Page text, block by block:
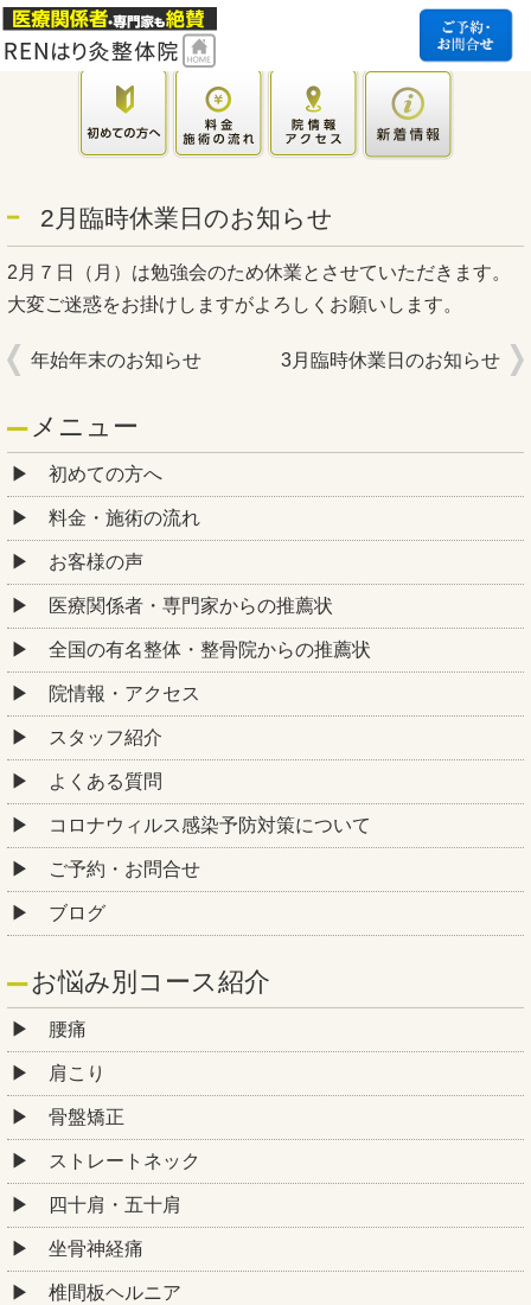
2月臨時休業日のお知らせ
2月７日（月）は勉強会のため休業とさせていただきます。
大変ご迷惑をお掛けしますがよろしくお願いします。
年始年末のお知らせ 3月臨時休業日のお知らせ
メニュー
初めての方へ
料金・施術の流れ
お客様の声
医療関係者・専門家からの推薦状
全国の有名整体・整骨院からの推薦状
院情報・アクセス
スタッフ紹介
よくある質問
コロナウィルス感染予防対策について
ご予約・お問合せ
ブログ
お悩み別コース紹介
腰痛
肩こり
骨盤矯正
ストレートネック
四十肩・五十肩
坐骨神経痛
椎間板ヘルニア